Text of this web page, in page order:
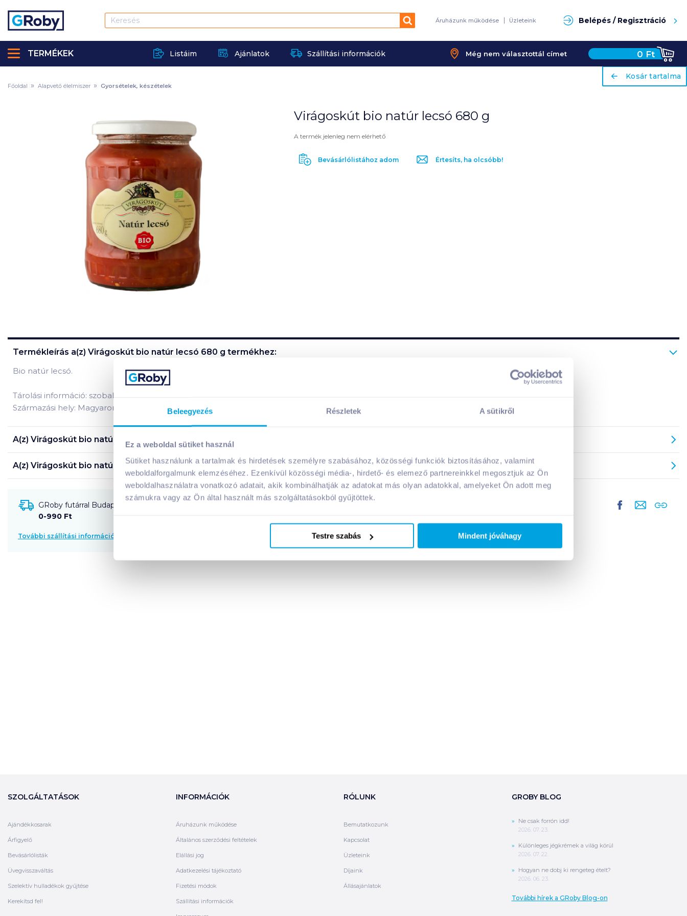
Beleegyezés Részletek A sütikről
Ez a weboldal sütiket használ
Sütiket használunk a tartalmak és hirdetések személyre szabásához, közösségi funkciók biztosításához, valamint
weboldalforgalmunk elemzéséhez. Ezenkívül közösségi média-, hirdető- és elemező partnereinkkel megosztjuk az Ön
weboldalhasználatra vonatkozó adatait, akik kombinálhatják az adatokat más olyan adatokkal, amelyeket Ön adott meg
számukra vagy az Ön által használt más szolgáltatásokból gyűjtöttek.
Testre szabás Mindent jóváhagy
Keresés Áruházunk működése Üzleteink Belépés / Regisztráció
Listáim Ajánlatok Szállítási információk Még nem választottál címet 0 Ft
TERMÉKEK
ariaLabel
Kosár tartalma
Főoldal Alapvető élelmiszer Gyorsételek, készételek
Virágoskút bio natúr lecsó 680 g
A termék jelenleg nem elérhető
Bevásárlólistához adom Értesíts, ha olcsóbb!
Termékleírás a(z) Virágoskút bio natúr lecsó 680 g termékhez:
Bio natúr lecsó.
Tárolási információ: szobahőmérsékleten, felbontás után hűtve tárolandó!
Származási hely: Magyarország
A(z) Virágoskút bio natúr lecsó 680 g termék összetevői:
A(z) Virágoskút bio natúr lecsó 680 gtermék tápanyagai:
GRoby futárral Budapestre és környékére szállítható
0-990 Ft
További szállítási információk
SZOLGÁLTATÁSOK
Ajándékkosarak
Árfigyelő
Bevásárlólisták
Üvegvisszaváltás
Szelektív hulladékok gyűjtése
Kerekítsd fel!
INFORMÁCIÓK
Áruházunk működése
Általános szerződési feltételek
Elállási jog
Adatkezelési tájékoztató
Fizetési módok
Szállítási információk
RÓLUNK
Bemutatkozunk
Kapcsolat
Üzleteink
Díjaink
Állásajánlatok
GROBY BLOG
Ne csak forrón idd!
2026. 07. 23.
Különleges jégkrémek a világ körül
2026. 07. 22.
Hogyan ne dobj ki rengeteg ételt?
2026. 06. 23.
További hírek a GRoby Blog-on